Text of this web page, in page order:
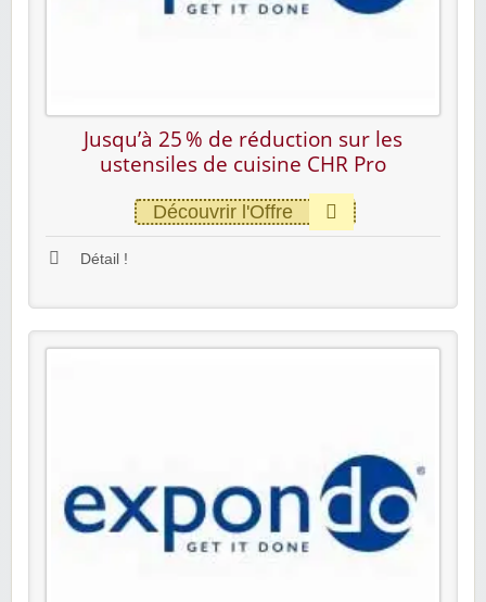
Jusqu’à 25 % de réduction sur les
ustensiles de cuisine CHR Pro
Découvrir l'Offre
Détail !